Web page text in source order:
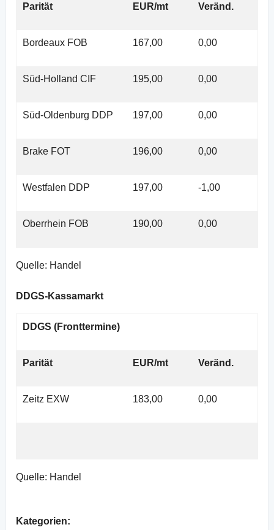
Parität EUR/mt Veränd.
Bordeaux FOB 167,00 0,00
Süd-Holland CIF 195,00 0,00
Süd-Oldenburg DDP 197,00 0,00
Brake FOT 196,00 0,00
Westfalen DDP 197,00 -1,00
Oberrhein FOB 190,00 0,00
Quelle: Handel
DDGS-Kassamarkt
DDGS (Fronttermine)
Parität EUR/mt Veränd.
Zeitz EXW 183,00 0,00
Quelle: Handel
Kategorien: